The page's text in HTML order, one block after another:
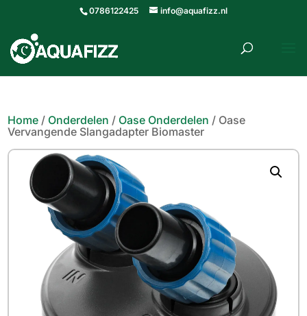
0786122425 info@aquafizz.nl
Home / Onderdelen / Oase Onderdelen / Oase
Vervangende Slangadapter Biomaster